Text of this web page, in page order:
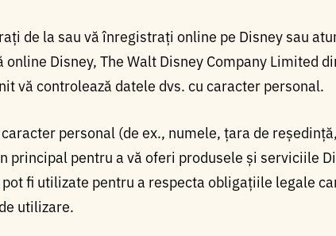
de la sau vă înregistrați online pe Disney sau
Disney, The Walt Disney Company Limited
vă controlează datele dvs. cu caracter personal.
personal (de ex., numele, țara de
principal pentru a vă oferi produsele și serviciile
fi utilizate pentru a respecta obligațiile legale
utilizare.